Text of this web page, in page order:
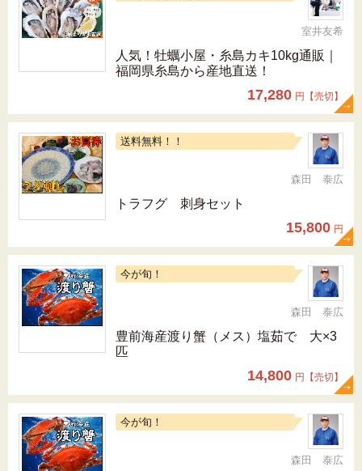
室井友希
人気！牡蠣小屋・糸島カキ10kg通販｜
福岡県糸島から産地直送！
17,280 円【売切】
送料無料！！
森田 泰広
トラフグ 刺身セット
15,800 円
今が旬！
森田 泰広
豊前海産渡り蟹（メス）塩茹で 大×3
匹
14,800 円【売切】
今が旬！
森田 泰広